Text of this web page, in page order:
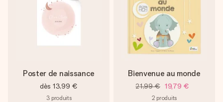
Poster de naissance
dès 13,99 €
3 produits
Bienvenue au monde
21,99 € 19,79 €
2 produits